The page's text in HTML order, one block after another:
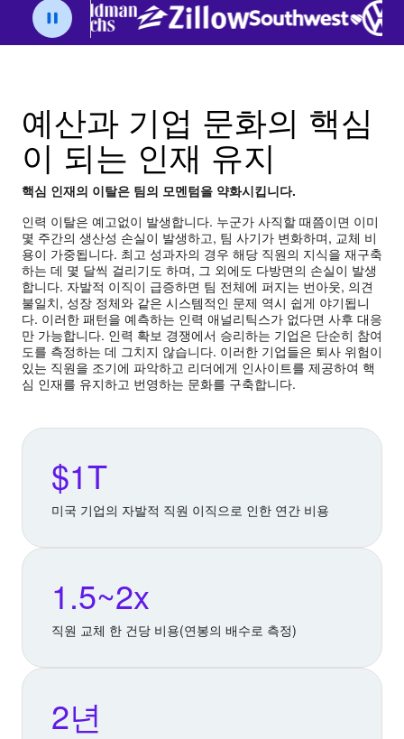
예산과 기업 문화의 핵심
이 되는 인재 유지
핵심 인재의 이탈은 팀의 모멘텀을 약화시킵니다.
인력 이탈은 예고없이 발생합니다. 누군가 사직할 때쯤이면 이미
몇 주간의 생산성 손실이 발생하고, 팀 사기가 변화하며, 교체 비
용이 가중됩니다. 최고 성과자의 경우 해당 직원의 지식을 재구축
하는 데 몇 달씩 걸리기도 하며, 그 외에도 다방면의 손실이 발생
합니다. 자발적 이직이 급증하면 팀 전체에 퍼지는 번아웃, 의견
불일치, 성장 정체와 같은 시스템적인 문제 역시 쉽게 야기됩니
다. 이러한 패턴을 예측하는 인력 애널리틱스가 없다면 사후 대응
만 가능합니다. 인력 확보 경쟁에서 승리하는 기업은 단순히 참여
도를 측정하는 데 그치지 않습니다. 이러한 기업들은 퇴사 위험이
있는 직원을 조기에 파악하고 리더에게 인사이트를 제공하여 핵
심 인재를 유지하고 번영하는 문화를 구축합니다.
$1T
미국 기업의 자발적 직원 이직으로 인한 연간 비용
1.5~2x
직원 교체 한 건당 비용(연봉의 배수로 측정)
2년